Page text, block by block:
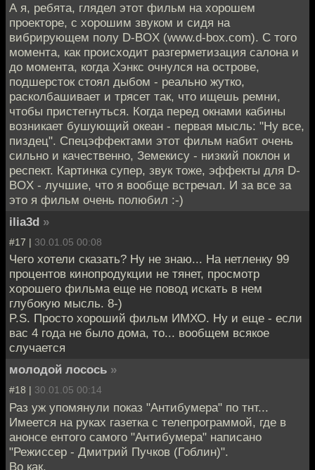
А я, ребята, глядел этот фильм на хорошем
проекторе, с хорошим звуком и сидя на
вибрирующем полу D-BOX (www.d-box.com). С того
момента, как происходит разгерметизация салона и
до момента, когда Хэнкс очнулся на острове,
подшерсток стоял дыбом - реально жутко,
расколбашивает и трясет так, что ищешь ремни,
чтобы пристегнуться. Когда перед окнами кабины
возникает бушующий океан - первая мысль: "Ну все,
пиздец". Спецэффектами этот фильм набит очень
сильно и качественно, Земекису - низкий поклон и
респект. Картинка супер, звук тоже, эффекты для D-
BOX - лучшие, что я вообще встречал. И за все за
это я фильм очень полюбил :-)
ilia3d »
#17 | 30.01.05 00:08
Чего хотели сказать? Ну не знаю... На нетленку 99
процентов кинопродукции не тянет, просмотр
хорошего фильма еще не повод искать в нем
глубокую мысль. 8-)
P.S. Просто хороший фильм ИМХО. Ну и еще - если
вас 4 года не было дома, то... вообщем всякое
случается
молодой лосось »
#18 | 30.01.05 00:14
Раз уж упомянули показ "Антибумера" по тнт...
Имеется на руках газетка с телепрограммой, где в
анонсе ентого самого "Антибумера" написано
"Режиссер - Дмитрий Пучков (Гоблин)".
Во как.